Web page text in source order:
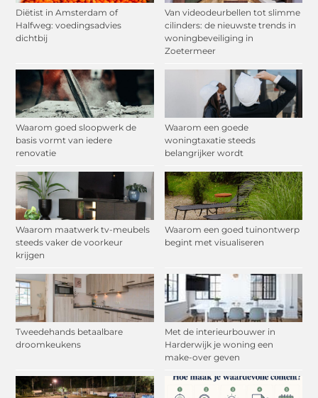
Diëtist in Amsterdam of
Halfweg: voedingsadvies
dichtbij
Van videodeurbellen tot slimme
cilinders: de nieuwste trends in
woningbeveiliging in
Zoetermeer
Waarom goed sloopwerk de
basis vormt van iedere
renovatie
Waarom een goede
woningtaxatie steeds
belangrijker wordt
Waarom maatwerk tv-meubels
steeds vaker de voorkeur
krijgen
Waarom een goed tuinontwerp
begint met visualiseren
Tweedehands betaalbare
droomkeukens
Met de interieurbouwer in
Harderwijk je woning een
make-over geven